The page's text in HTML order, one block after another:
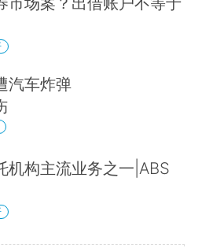
汽车炸弹
机构主流业务之一|ABS